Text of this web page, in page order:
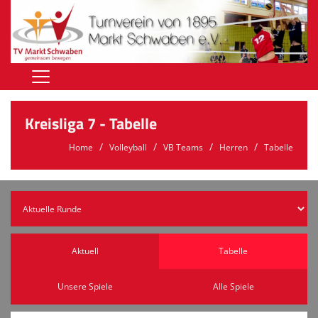
Home
Hauptverein
Terminkalender
Download-Bereich
Kreisliga 7 - Tabelle
Home Volleyball VB Teams Herren Tabelle
Aktuell Tabelle
Unsere Spiele Alle Spiele